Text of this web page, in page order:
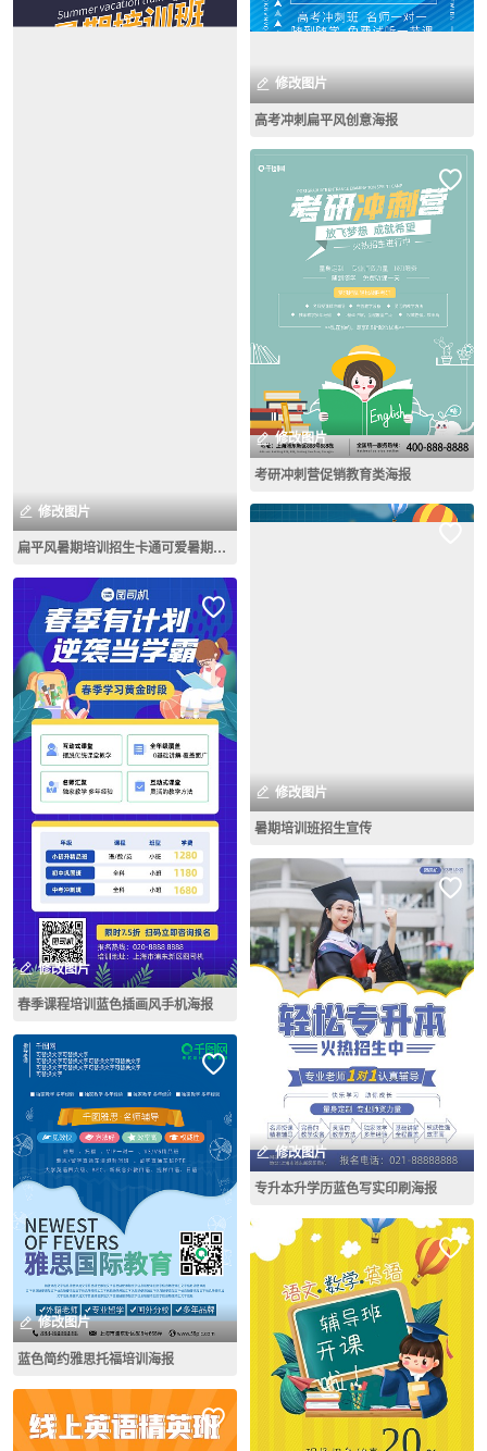
修改图片
扁平风暑期培训招生卡通可爱暑期信息长图
修改图片
春季课程培训蓝色插画风手机海报
修改图片
蓝色简约雅思托福培训海报
修改图片
高考冲刺扁平风创意海报
修改图片
考研冲刺营促销教育类海报
修改图片
暑期培训班招生宣传
修改图片
专升本升学历蓝色写实印刷海报